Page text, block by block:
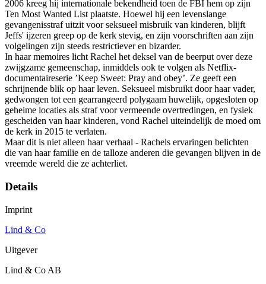
2006 kreeg hij internationale bekendheid toen de FBI hem op zijn
Ten Most Wanted List plaatste. Hoewel hij een levenslange
gevangenisstraf uitzit voor seksueel misbruik van kinderen, blijft
Jeffs' ijzeren greep op de kerk stevig, en zijn voorschriften aan zijn
volgelingen zijn steeds restrictiever en bizarder.
In haar memoires licht Rachel het deksel van de beerput over deze
zwijgzame gemeenschap, inmiddels ook te volgen als Netflix-
documentaireserie ’Keep Sweet: Pray and obey’. Ze geeft een
schrijnende blik op haar leven. Seksueel misbruikt door haar vader,
gedwongen tot een gearrangeerd polygaam huwelijk, opgesloten op
geheime locaties als straf voor vermeende overtredingen, en fysiek
gescheiden van haar kinderen, vond Rachel uiteindelijk de moed om
de kerk in 2015 te verlaten.
Maar dit is niet alleen haar verhaal - Rachels ervaringen belichten
die van haar familie en de talloze anderen die gevangen blijven in de
vreemde wereld die ze achterliet.
Details
Imprint
Lind & Co
Uitgever
Lind & Co AB